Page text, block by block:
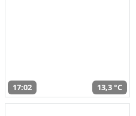
17:02 13,3 °C